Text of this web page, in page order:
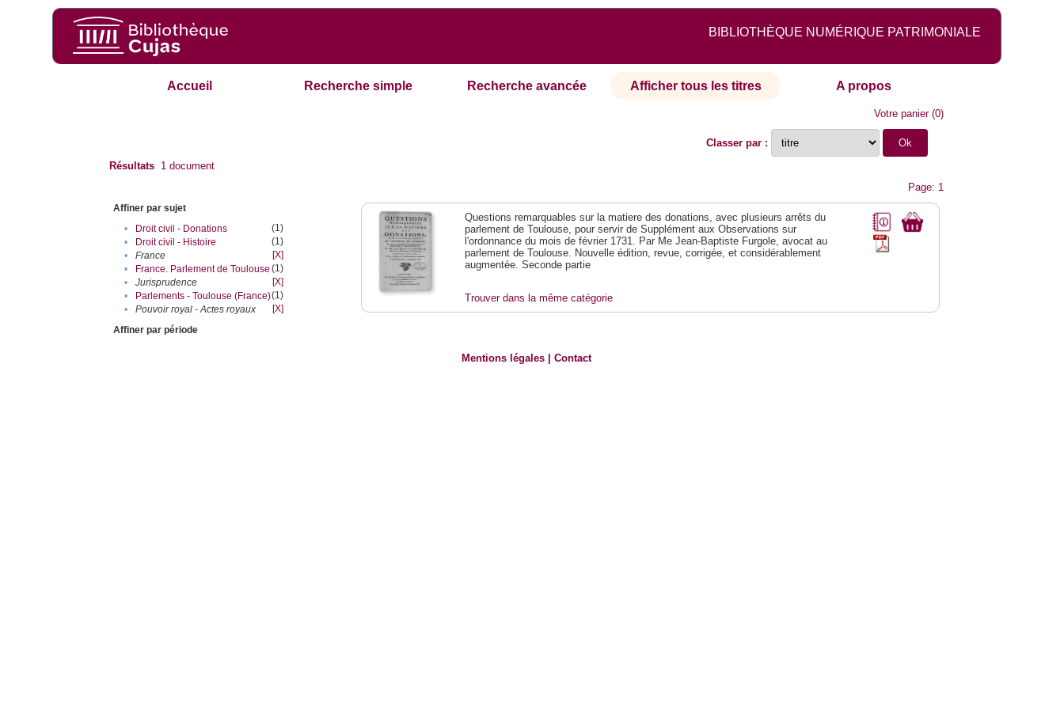
BIBLIOTHÈQUE NUMÉRIQUE PATRIMONIALE
Accueil Recherche simple Recherche avancée Afficher tous les titres A propos
Votre panier(0)
Classer par :
Résultats 1 document
Page: 1
Affiner par sujet
•
Droit civil - Donations
(1)
•
Droit civil - Histoire
(1)
•
France
[X]
•
France. Parlement de Toulouse (1)
•
Jurisprudence
[X]
•
Parlements - Toulouse (France)(1)
•
Pouvoir royal - Actes royaux
[X]
Affiner par période
Questions remarquables sur la matiere des donations, avec plusieurs arrêts du
parlement de Toulouse, pour servir de Supplément aux Observations sur
l'ordonnance du mois de février 1731. Par Me Jean-Baptiste Furgole, avocat au
parlement de Toulouse. Nouvelle édition, revue, corrigée, et considérablement
augmentée. Seconde partie
Trouver dans la même catégorie
Mentions légales |Contact